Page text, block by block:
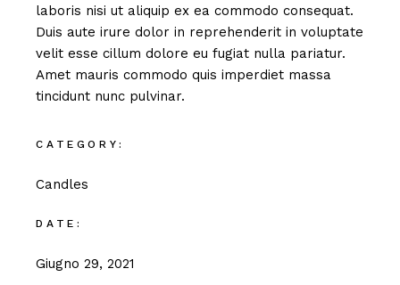
laboris nisi ut aliquip ex ea commodo consequat.
Duis aute irure dolor in reprehenderit in voluptate
velit esse cillum dolore eu fugiat nulla pariatur.
Amet mauris commodo quis imperdiet massa
tincidunt nunc pulvinar.
CATEGORY:
Candles
DATE:
Giugno 29, 2021